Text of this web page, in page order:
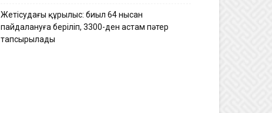
Жетісудағы құрылыс: биыл 64 нысан
пайдалануға беріліп, 3300-ден астам пәтер
тапсырылады